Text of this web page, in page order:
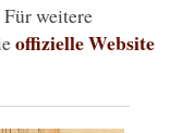
weitere
offizielle Website